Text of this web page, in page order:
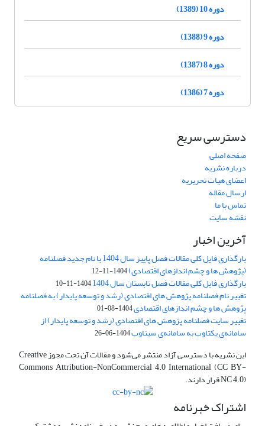
دوره 10 (1389)
دوره 9 (1388)
دوره 8 (1387)
دوره 7 (1386)
دسترسی سریع
صفحه اصلی
درباره نشریه
اعضای هیات تحریریه
ارسال مقاله
تماس با ما
نقشه سایت
آخرین اخبار
بارگذاری فایل کلی مقالات فصل پاییز سال 1404 با نام جدید فصلنامه
(پژوهش ها و چشم اندازهای اقتصادی)1404-11-12
بارگذاری فایل کلی مقالات فصل تابستان سال 1404 1404-11-10
تغییر نام فصلنامه پژوهش های اقتصادی (رشد و توسعه پایدار) به فصلنامه
پژوهش ها و چشم اندازهای اقتصادی1404-08-01
تغییر سایت فصلنامه پژوهش های اقتصادی (رشد و توسعه پایدار) از
سامانه‌ی یکتاوب به سامانه‌ی سیناوب1404-06-26
این نشریه با دسترسی آزاد منتشر می‌شود و مقالات آن تحت مجوز Creative
Commons Attribution-NonCommercial 4.0 International (CC BY-
NC 4.0) قرار دارند.
اشتراک خبرنامه